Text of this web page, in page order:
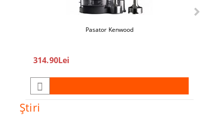
Pasator Kenwood
314.90Lei
Ştiri